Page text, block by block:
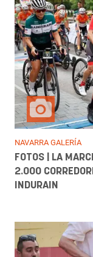
NAVARRA GALERÍA
FOTOS | LA
2.000
INDURAIN